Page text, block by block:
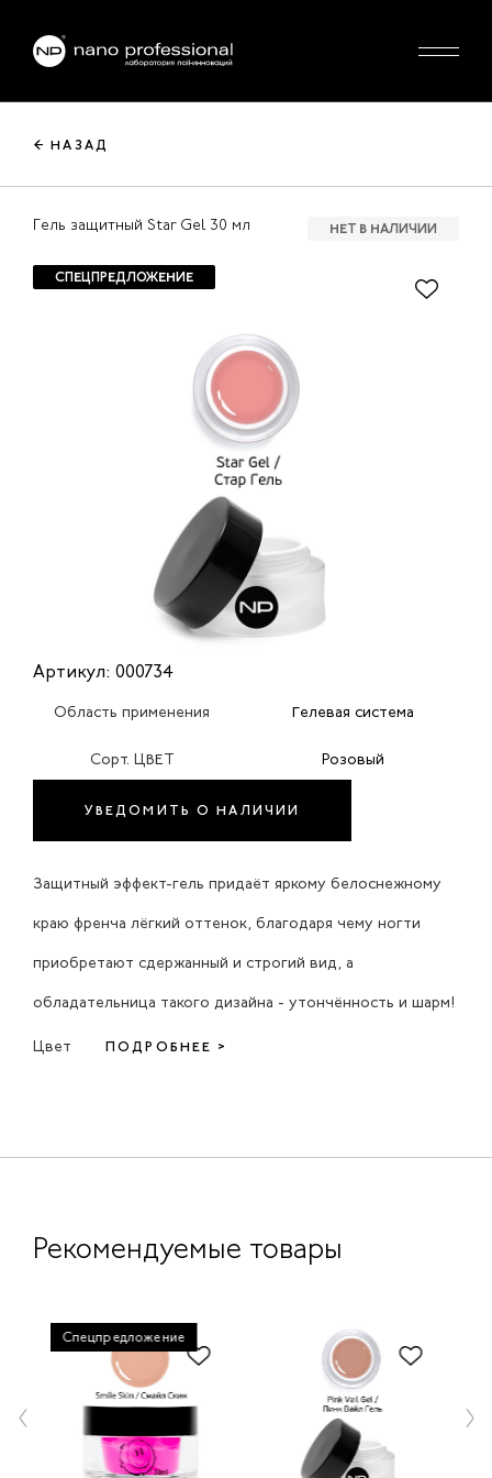
← НАЗАД
Гель защитный Star Gel 30 мл НЕТ В НАЛИЧИИ
СПЕЦПРЕДЛОЖЕНИЕ
Артикул: 000734
Область применения Гелевая система
Сорт. ЦВЕТ Розовый
УВЕДОМИТЬ О НАЛИЧИИ
Защитный эффект-гель придаёт яркому белоснежному
краю френча лёгкий оттенок, благодаря чему ногти
приобретают сдержанный и строгий вид, а
обладательница такого дизайна - утончённость и шарм!
Цвет ПОДРОБНЕЕ >
Рекомендуемые товары
Спецпредложение